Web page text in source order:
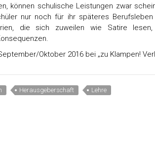
können schulische Leistungen zwar
nur noch für ihr späteres
die sich zuweilen wie Satire
Oktober 2016 bei „zu Klampen!
Herausgeberschaft Lehre